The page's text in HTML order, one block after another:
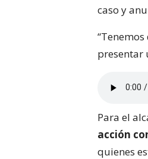
caso y
presentar
Para el
acción
quienes